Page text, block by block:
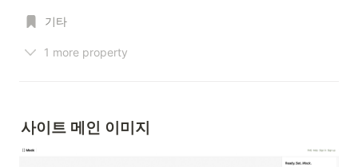
기타
1 more property
사이트 메인 이미지